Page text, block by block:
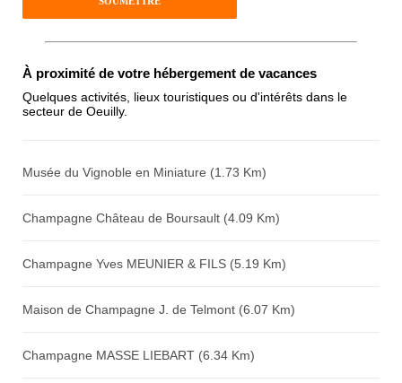
Antispam - Combien font 7x4 (en
chiffres) :
À proximité de votre hébergement de vacances
Quelques activités, lieux touristiques ou d'intérêts dans le
secteur de Oeuilly.
Musée du Vignoble en Miniature (1.73 Km)
Champagne Château de Boursault (4.09 Km)
Champagne Yves MEUNIER & FILS (5.19 Km)
Maison de Champagne J. de Telmont (6.07 Km)
Champagne MASSE LIEBART (6.34 Km)